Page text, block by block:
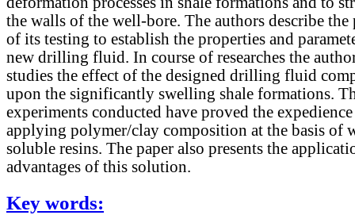
the walls of the well-bore. The authors describe the
of its testing to establish the properties and
new drilling fluid. In course of researches the
studies the effect of the designed drilling fluid
upon the significantly swelling shale formations.
experiments conducted have proved the
applying polymer/clay composition at the basis of
soluble resins. The paper also presents the
advantages of this solution.
Key words: